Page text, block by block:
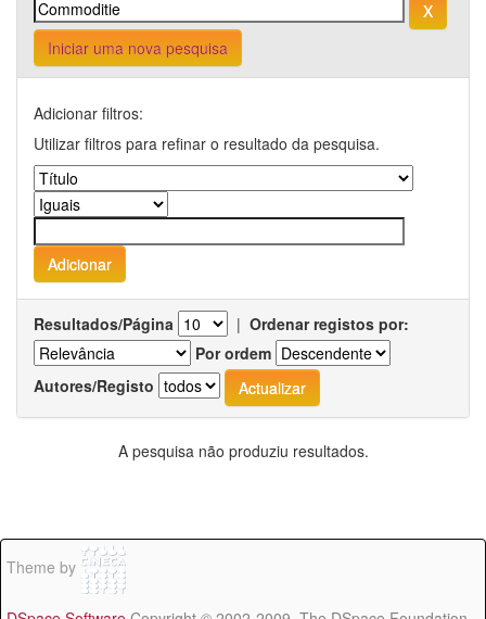
Iniciar uma nova pesquisa
Adicionar filtros:
Utilizar filtros para refinar o resultado da pesquisa.
Resultados/Página | Ordenar registos por:
Por ordem
Autores/Registo
A pesquisa não produziu resultados.
Theme by